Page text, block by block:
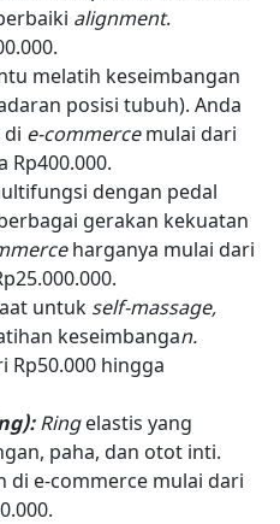
alignment.
melatih keseimbangan
posisi tubuh). Anda
di e-commercemulai dari
Rp400.000.
dengan pedal
gerakan kekuatan
harganya mulai dari
untuk self-massage,
keseimbangan.
Rp50.000 hingga
Ringelastis yang
paha, dan otot inti.
di e-commerce mulai dari